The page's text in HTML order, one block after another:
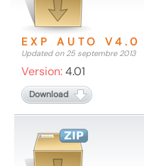
EXP AUTO V4.0
Updated on 25 septembre 2013
Version:4.01
Download